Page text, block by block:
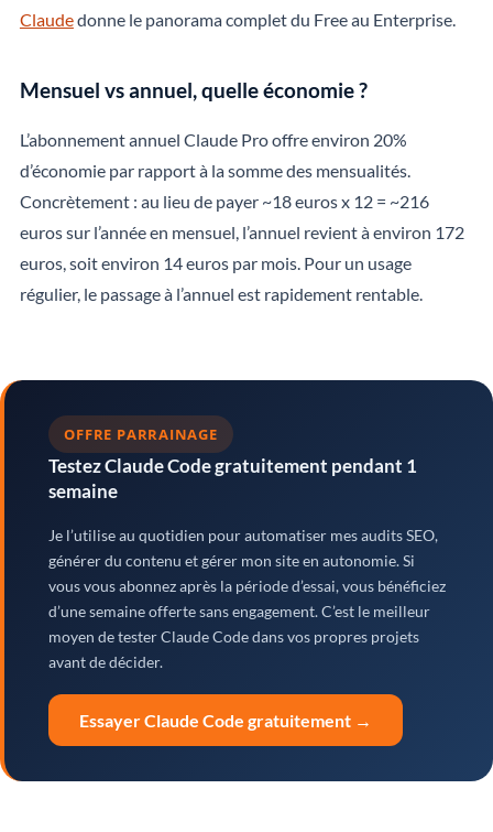
Claudedonne le panorama complet du Free au Enterprise.
Mensuel vs annuel, quelle économie ?
L’abonnement annuel Claude Pro offre environ 20%
d’économie par rapport à la somme des mensualités.
Concrètement : au lieu de payer ~18 euros x 12 = ~216
euros sur l’année en mensuel, l’annuel revient à environ 172
euros, soit environ 14 euros par mois. Pour un usage
régulier, le passage à l’annuel est rapidement rentable.
OFFRE PARRAINAGE
Testez Claude Code gratuitement pendant 1
semaine
Je l’utilise au quotidien pour automatiser mes audits SEO,
générer du contenu et gérer mon site en autonomie. Si
vous vous abonnez après la période d’essai, vous bénéficiez
d’une semaine offerte sans engagement. C’est le meilleur
moyen de tester Claude Code dans vos propres projets
avant de décider.
Essayer Claude Code gratuitement →